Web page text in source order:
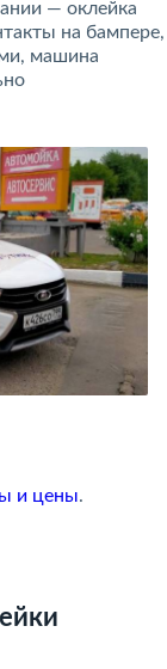
— оклейка
на бампере,
машина
и цены.